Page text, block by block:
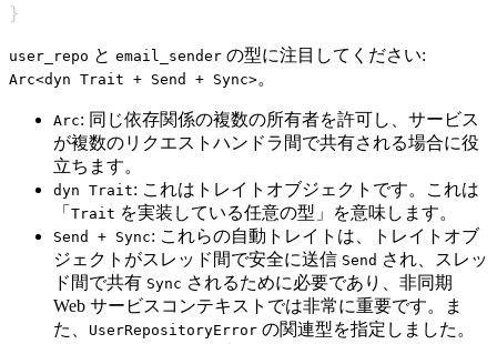
}
user_repo と email_sender の型に注目してください:
Arc<dyn Trait + Send + Sync>。
Arc: 同じ依存関係の複数の所有者を許可し、サービス
が複数のリクエストハンドラ間で共有される場合に役
立ちます。
dyn Trait: これはトレイトオブジェクトです。これは
「 Trait を実装している任意の型」を意味します。
Send + Sync: これらの自動トレイトは、トレイトオブ
ジェクトがスレッド間で安全に送信 Send され、スレッ
ド間で共有 Sync されるために必要であり、非同期
Web サービスコンテキストでは非常に重要です。ま
た、
UserRepositoryError の関連型を指定しました。